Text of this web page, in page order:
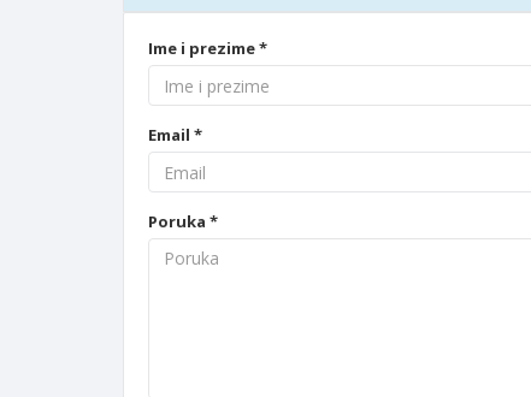
Ime i prezime *
Email *
Poruka *